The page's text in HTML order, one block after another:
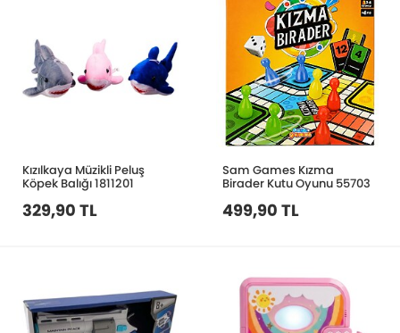
Kızılkaya Müzikli Peluş
Köpek Balığı 1811201
329,90 TL
Sam Games Kızma
Birader Kutu Oyunu 55703
499,90 TL